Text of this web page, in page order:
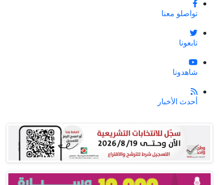
تواصلو معنا
تابعونا
شاهدونا
أحدث الأخبار